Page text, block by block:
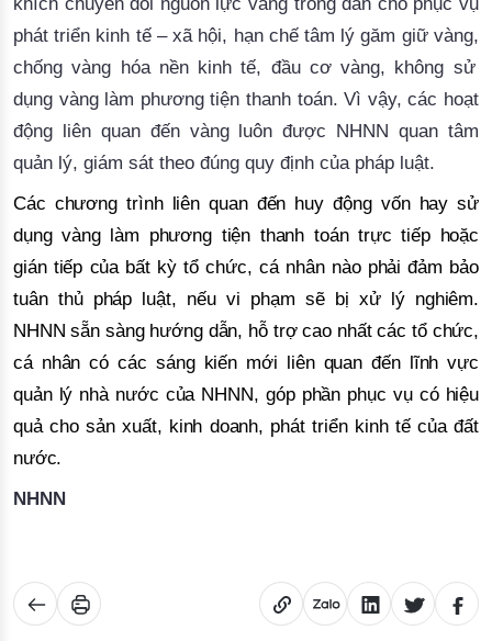
phát triển kinh tế – xã hội, hạn chế tâm lý găm giữvàng,
chống vàng hóa nền kinh tế, đầu cơ vàng, không sử
dụng vàng làm phương tiện thanh toán. Vì vậy, các hoạt
động liên quan đến vàng luôn được NHNN quan tâm
quản lý, giám sát theo đúng quy định của pháp luật.
Các chương trình liên quan đến huy động vốn hay sử
dụng vàng làm phương tiện thanh toán trực tiếp hoặc
gián tiếp của bất kỳ tổ chức, cá nhân nào phải đảm bảo
tuân thủ pháp luật, nếu vi phạm sẽ bị xử lý nghiêm.
NHNN sẵn sàng hướng dẫn, hỗ trợ cao nhất các tổ chức,
cá nhân có các sáng kiến mới liên quan đến lĩnh vực
quản lý nhà nước của NHNN, góp phần phục vụ có hiệu
quả cho sản xuất, kinh doanh, phát triển kinh tế của đất
nước.
NHNN